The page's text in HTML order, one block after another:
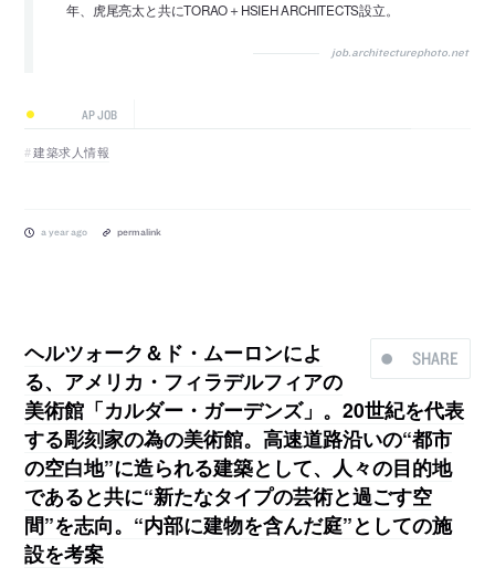
年、虎尾亮太と共にTORAO＋HSIEH ARCHITECTS設立。
job.architecturephoto.net
AP JOB
建築求人情報
a year ago permalink
SHARE
ヘルツォーク＆ド・ムーロンによ
る、アメリカ・フィラデルフィアの
美術館「カルダー・ガーデンズ」。20世紀を代表
する彫刻家の為の美術館。高速道路沿いの“都市
の空白地”に造られる建築として、人々の目的地
であると共に“新たなタイプの芸術と過ごす空
間”を志向。“内部に建物を含んだ庭”としての施
設を考案